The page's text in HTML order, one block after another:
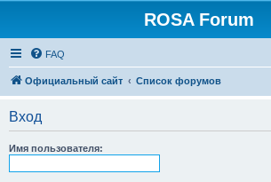
ROSA Forum
FAQ
Официальный сайт Список форумов
Вход
Имя пользователя: